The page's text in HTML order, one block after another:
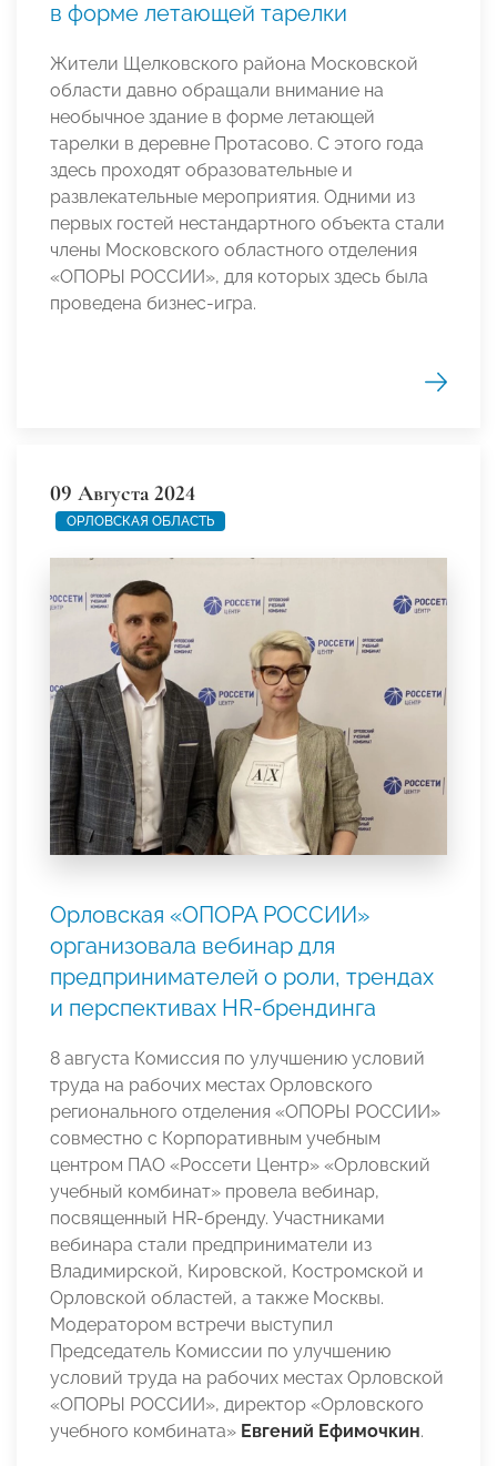
в форме летающей тарелки
Жители Щелковского района Московской
области давно обращали внимание на
необычное здание в форме летающей
тарелки в деревне Протасово. С этого года
здесь проходят образовательные и
развлекательные мероприятия. Одними из
первых гостей нестандартного объекта стали
члены Московского областного отделения
«ОПОРЫ РОССИИ», для которых здесь была
проведена бизнес-игра.
09 Августа 2024
ОРЛОВСКАЯ ОБЛАСТЬ
Орловская «ОПОРА РОССИИ»
организовала вебинар для
предпринимателей о роли, трендах
и перспективах HR-брендинга
8 августа Комиссия по улучшению условий
труда на рабочих местах Орловского
регионального отделения «ОПОРЫ РОССИИ»
совместно с Корпоративным учебным
центром ПАО «Россети Центр» «Орловский
учебный комбинат» провела вебинар,
посвященный HR-бренду. Участниками
вебинара стали предприниматели из
Владимирской, Кировской, Костромской и
Орловской областей, а также Москвы.
Модератором встречи выступил
Председатель Комиссии по улучшению
условий труда на рабочих местах Орловской
«ОПОРЫ РОССИИ», директор «Орловского
учебного комбината» Евгений Ефимочкин.